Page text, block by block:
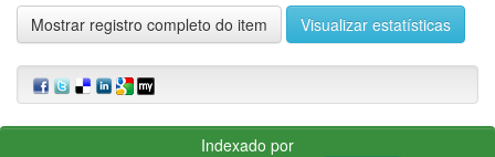
Mostrar registro completo do item Visualizar estatísticas
Indexado por